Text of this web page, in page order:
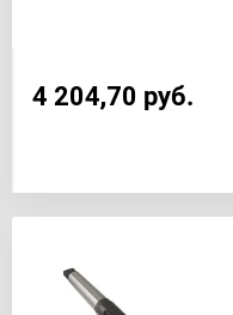
4 204,70 руб.